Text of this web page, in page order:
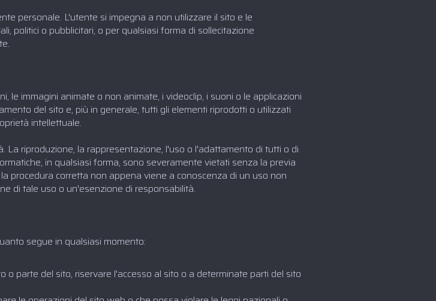
personale. L'utente si impegna a non utilizzare il sito e le
politici o pubblicitari, o per qualsiasi forma di sollecitazione
le immagini animate o non animate, i videoclip, i suoni o le applicazioni
del sito e, più in generale, tutti gli elementi riprodotti o utilizzati
intellettuale.
La riproduzione, la rappresentazione, l'uso o l'adattamento di tutti o di
in qualsiasi forma, sono severamente vietati senza la previa
procedura corretta non appena viene a conoscenza di un uso non
di tale uso o un'esenzione di responsabilità.
segue in qualsiasi momento:
o parte del sito, riservare l'accesso al sito o a determinate parti del sito